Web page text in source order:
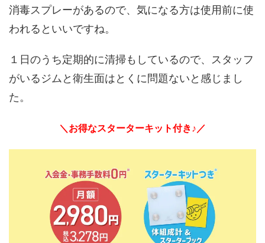
消毒スプレーがあるので、気になる方は使用前に使
われるといいですね。
１日のうち定期的に清掃もしているので、スタッフ
がいるジムと衛生面はとくに問題ないと感じまし
た。
＼お得なスターターキット付き♪／